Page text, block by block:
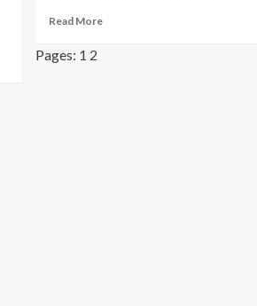
Read More
Pages: 1 2